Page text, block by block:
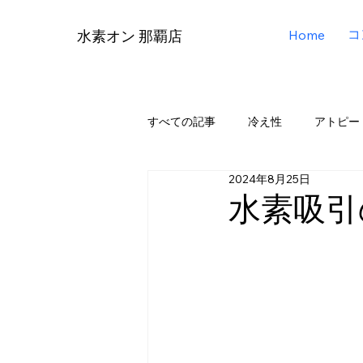
水素オン 那覇店 Home
すべての記事 冷え性 アトピー
リタエアー（Lita Air）
水素吸
2024年8月25日